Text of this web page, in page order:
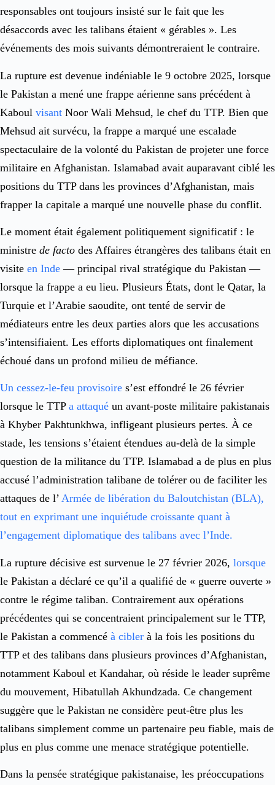
responsables ont toujours insisté sur le fait que les
désaccords avec les talibans étaient « gérables ». Les
événements des mois suivants démontreraient le contraire.
La rupture est devenue indéniable le 9 octobre 2025, lorsque
le Pakistan a mené une frappe aérienne sans précédent à
Kaboul visant Noor Wali Mehsud, le chef du TTP. Bien que
Mehsud ait survécu, la frappe a marqué une escalade
spectaculaire de la volonté du Pakistan de projeter une force
militaire en Afghanistan. Islamabad avait auparavant ciblé les
positions du TTP dans les provinces d’Afghanistan, mais
frapper la capitale a marqué une nouvelle phase du conflit.
Le moment était également politiquement significatif : le
ministre de facto des Affaires étrangères des talibans était en
visite en Inde— principal rival stratégique du Pakistan —
lorsque la frappe a eu lieu. Plusieurs États, dont le Qatar, la
Turquie et l’Arabie saoudite, ont tenté de servir de
médiateurs entre les deux parties alors que les accusations
s’intensifiaient. Les efforts diplomatiques ont finalement
échoué dans un profond milieu de méfiance.
Un cessez-le-feu provisoire s’est effondré le 26 février
lorsque le TTP a attaqué un avant-poste militaire pakistanais
à Khyber Pakhtunkhwa, infligeant plusieurs pertes. À ce
stade, les tensions s’étaient étendues au-delà de la simple
question de la militance du TTP. Islamabad a de plus en plus
accusé l’administration talibane de tolérer ou de faciliter les
attaques de l’ Armée de libération du Baloutchistan (BLA),
tout en exprimant une inquiétude croissante quant à
l’engagement diplomatique des talibans avec l’Inde.
La rupture décisive est survenue le 27 février 2026, lorsque
le Pakistan a déclaré ce qu’il a qualifié de « guerre ouverte »
contre le régime taliban. Contrairement aux opérations
précédentes qui se concentraient principalement sur le TTP,
le Pakistan a commencé à cibler à la fois les positions du
TTP et des talibans dans plusieurs provinces d’Afghanistan,
notamment Kaboul et Kandahar, où réside le leader suprême
du mouvement, Hibatullah Akhundzada. Ce changement
suggère que le Pakistan ne considère peut-être plus les
talibans simplement comme un partenaire peu fiable, mais de
plus en plus comme une menace stratégique potentielle.
Dans la pensée stratégique pakistanaise, les préoccupations